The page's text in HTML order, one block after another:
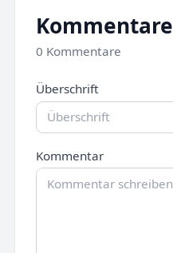
Kommentare
0 Kommentare
Überschrift
Kommentar